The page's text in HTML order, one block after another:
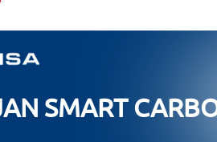
SMART